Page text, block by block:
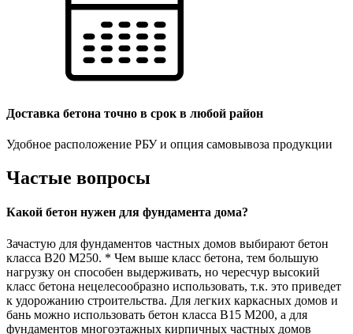
Доставка бетона точно в срок в любой район
Удобное расположение РБУ и опция самовывоза продукции
Частые вопросы
Какой бетон нужен для фундамента дома?
Зачастую для фундаментов частных домов выбирают бетон
класса В20 М250. * Чем выше класс бетона, тем большую
нагрузку он способен выдерживать, но чересчур высокий
класс бетона нецелесообразно использовать, т.к. это приведет
к удорожанию строительства. Для легких каркасных домов и
бань можно использовать бетон класса В15 М200, а для
фундаментов многоэтажных кирпичных частных домов